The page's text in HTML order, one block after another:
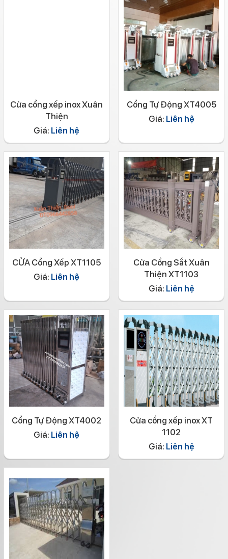
Cửa cổng xếp inox Xuân
Thiện
Giá: Liên hệ
Cổng Tự Động XT4005
Giá: Liên hệ
CỬA Cổng Xếp XT1105
Giá: Liên hệ
Cửa Cổng Sắt Xuân
Thiện XT1103
Giá: Liên hệ
Cổng Tự Động XT4002
Giá: Liên hệ
Cửa cổng xếp inox XT
1102
Giá: Liên hệ